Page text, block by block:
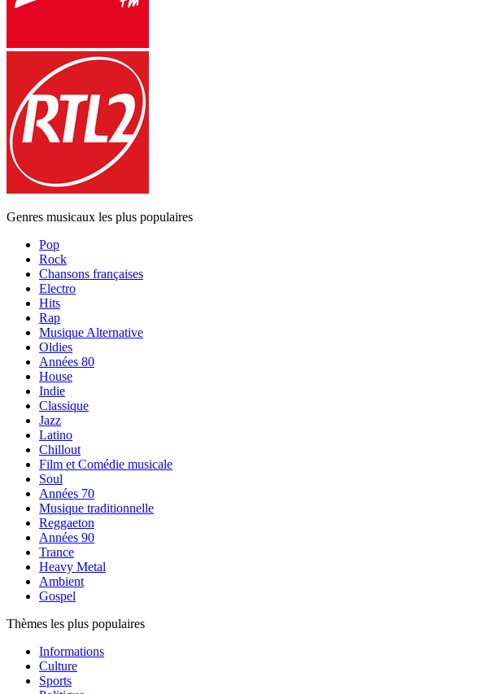
Genres musicaux les plus populaires
Pop
Rock
Chansons françaises
Electro
Hits
Rap
Musique Alternative
Oldies
Années 80
House
Indie
Classique
Jazz
Latino
Chillout
Film et Comédie musicale
Soul
Années 70
Musique traditionnelle
Reggaeton
Années 90
Trance
Heavy Metal
Ambient
Gospel
Thèmes les plus populaires
Informations
Culture
Sports